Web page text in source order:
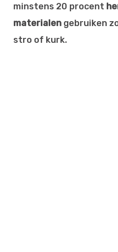
minstens 20 procent
materialen gebruiken
stro of kurk.